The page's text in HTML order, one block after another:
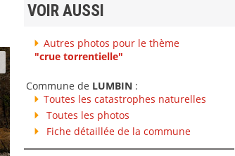
VOIR AUSSI
Autres photos pour le thème
"crue torrentielle"
Commune de LUMBIN:
Toutes les catastrophes naturelles
Toutes les photos
Fiche détaillée de la commune